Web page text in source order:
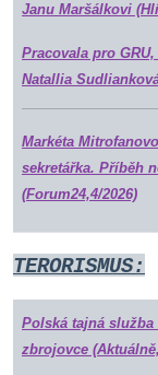
Janu Maršálkovi
Pracovala pro
Natallia
Markéta
sekretářka. Příběh
(Forum24,4/2026)
TERORISMUS:
Polská tajná
zbrojovce